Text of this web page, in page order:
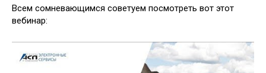
Всем сомневающимся советуем посмотреть вот этот
вебинар: